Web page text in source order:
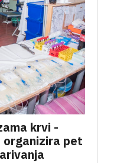
krvi -
organizira pet